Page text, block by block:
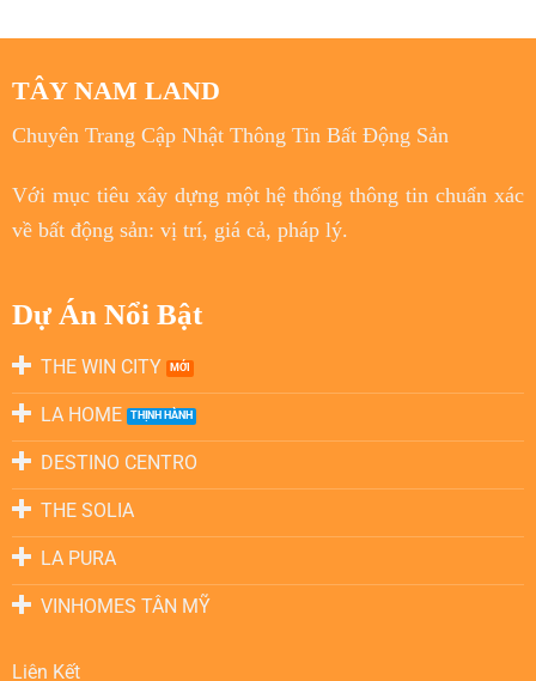
TÂY NAM LAND
Chuyên Trang Cập Nhật Thông Tin Bất Động Sản
Với mục tiêuxây dựng một hệ thống thông tin chuẩn xác
về bất động sản: vị trí, giá cả, pháp lý.
Dự Án Nổi Bật
THE WIN CITY
LA HOME
DESTINO CENTRO
THE SOLIA
LA PURA
VINHOMES TÂN MỸ
Liên Kết